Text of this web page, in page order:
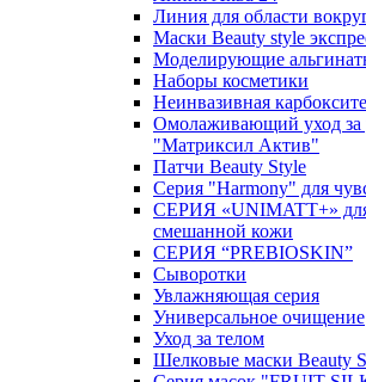
Линия для области
Маски Beauty style
Моделирующие
Наборы косметики
Неинвазивная
Омолаживающий уход за
"Матриксил Актив"
Патчи Beauty Style
Серия "Harmony" для
СЕРИЯ «UNIMATT+»
смешанной кожи
СЕРИЯ “PREBIOSKIN”
Сыворотки
Увлажняющая серия
Универсальное очищение
Уход за телом
Шелковые маски Beauty